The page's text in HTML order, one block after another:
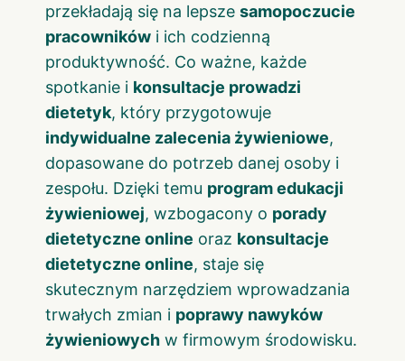
przekładają się na lepsze samopoczucie
pracowników i ich codzienną
produktywność. Co ważne, każde
spotkanie i konsultacje prowadzi
dietetyk, który przygotowuje
indywidualne zalecenia żywieniowe,
dopasowane do potrzeb danej osoby i
zespołu. Dzięki temu program edukacji
żywieniowej, wzbogacony o porady
dietetyczne online oraz konsultacje
dietetyczne online, staje się
skutecznym narzędziem wprowadzania
trwałych zmian i poprawy nawyków
żywieniowych w firmowym środowisku.